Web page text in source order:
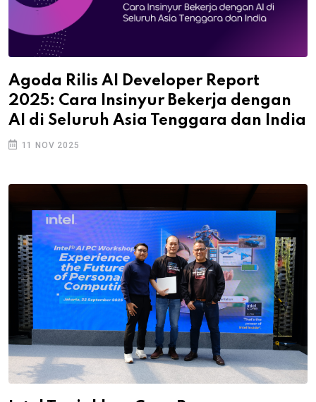
Agoda Rilis AI Developer Report
2025: Cara Insinyur Bekerja dengan
AI di Seluruh Asia Tenggara dan India
11 NOV 2025